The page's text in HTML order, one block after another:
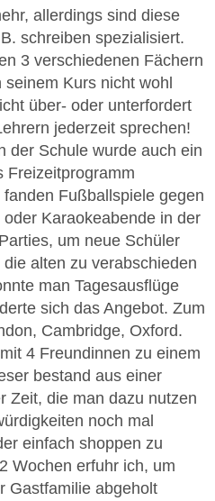
allerdings sind diese
schreiben spezialisiert.
3 verschiedenen Fächern
Kurs nicht wohl
über- oder unterfordert
jederzeit sprechen!
der Schule wurde auch ein
Freizeitprogramm
Fußballspiele gegen
Karaokeabende in der
um neue Schüler
alten zu verabschieden
man Tagesausflüge
sich das Angebot. Zum
Cambridge, Oxford.
4 Freundinnen zu einem
bestand aus einer
Zeit, die man dazu nutzen
noch mal
einfach shoppen zu
Wochen erfuhr ich, um
Gastfamilie abgeholt